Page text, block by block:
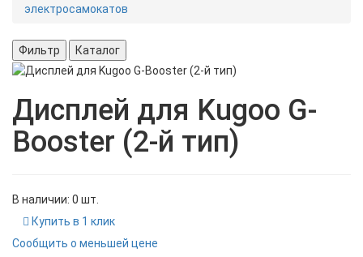
электросамокатов
Фильтр Каталог
Дисплей для Kugoo G-
Booster (2-й тип)
В наличии: 0 шт.
Купить в 1 клик
Сообщить о меньшей цене